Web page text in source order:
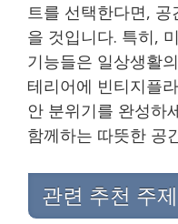
트를 선택한다면,
을 것입니다. 특히,
기능들은 일상생활
테리어에 빈티지플
안 분위기를 완성하
함께하는 따뜻한 공
관련 추천 주제